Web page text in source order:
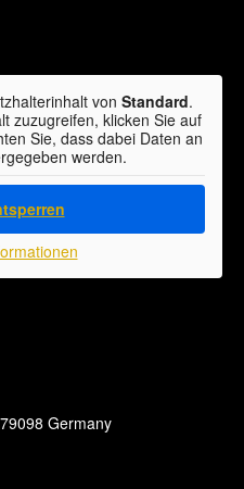
79098 Germany
von Standard.
zuzugreifen, klicken Sie auf
Sie, dass dabei Daten an
werden.